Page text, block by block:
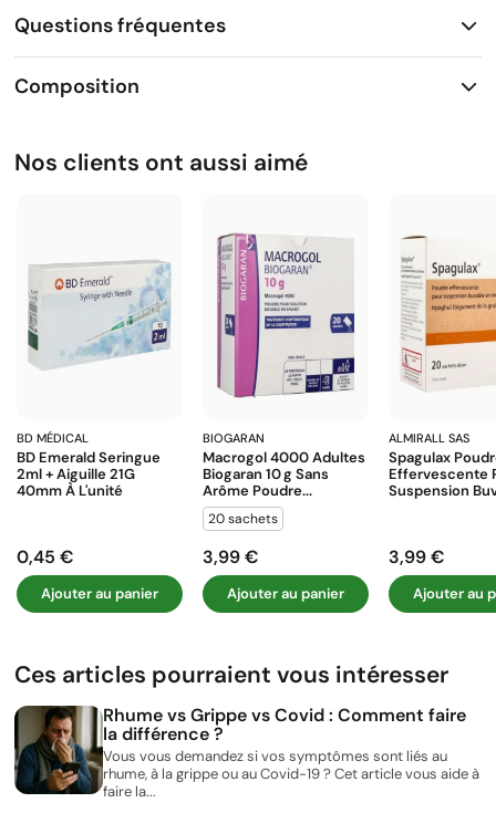
Questions fréquentes
Composition
Nos clients ont aussi aimé
BD MÉDICAL
BD Emerald Seringue
2ml + Aiguille 21G
40mm À L'unité
Prix
0,45 €
Ajouter au panier
BIOGARAN
Macrogol 4000 Adultes
Biogaran 10 G Sans
Arôme Poudre...
20 sachets
Prix
3,99 €
Ajouter au panier
ALMIRALL SAS
Spagulax
Effervescente
Suspension
Prix
3,99 €
Ajouter au
Ces articles pourraient vous intéresser
Rhume vs Grippe vs Covid : Comment faire
la différence ?
Vous vous demandez si vos symptômes sont liés au
rhume, à la grippe ou au Covid-19 ? Cet article vous aide à
faire la...